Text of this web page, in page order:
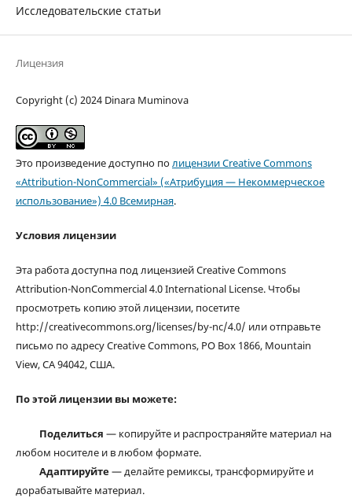
Исследовательские статьи
Лицензия
Copyright (c) 2024 Dinara Muminova
Это произведение доступно по лицензии Creative Commons
«Attribution-NonCommercial» («Атрибуция — Некоммерческое
использование») 4.0 Всемирная.
Условия лицензии
Эта работа доступна под лицензией Creative Commons
Attribution-NonCommercial 4.0 International License. Чтобы
просмотреть копию этой лицензии, посетите
http://creativecommons.org/licenses/by-nc/4.0/ или отправьте
письмо по адресу Creative Commons, PO Box 1866, Mountain
View, CA 94042, США.
По этой лицензии вы можете:
Поделиться — копируйте и распространяйте материал на
любом носителе и в любом формате.
Адаптируйте— делайте ремиксы, трансформируйте и
дорабатывайте материал.